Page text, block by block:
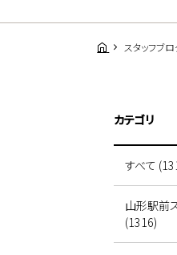
スタッフブ
カテゴリ
すべて
山形駅前
(1316)